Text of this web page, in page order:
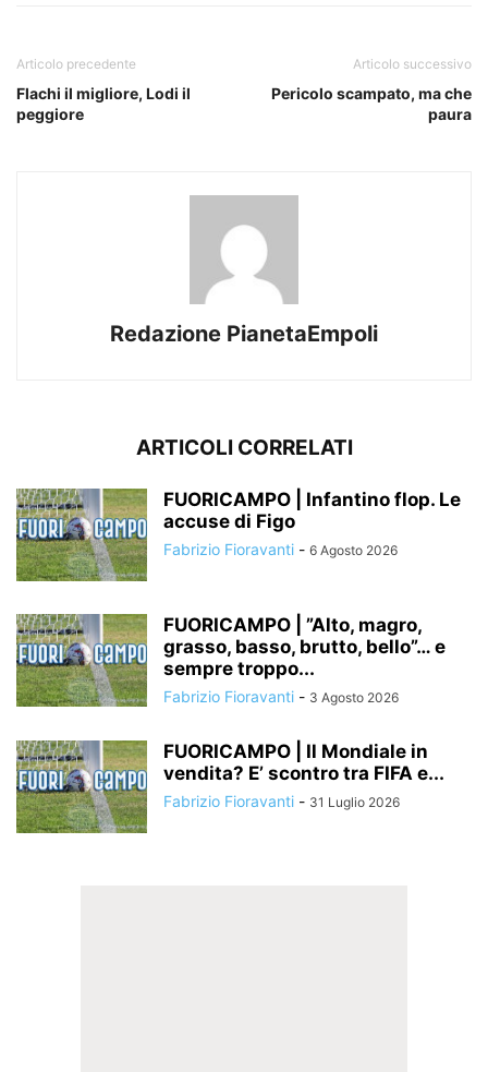
Articolo precedente
Flachi il migliore, Lodi il
peggiore
Articolo successivo
Pericolo scampato, ma che
paura
Redazione PianetaEmpoli
ARTICOLI CORRELATI
FUORICAMPO | Infantino flop. Le
accuse di Figo
Fabrizio Fioravanti - 6 Agosto 2026
FUORICAMPO | ”Alto, magro,
grasso, basso, brutto, bello”… e
sempre troppo...
Fabrizio Fioravanti - 3 Agosto 2026
FUORICAMPO | Il Mondiale in
vendita? E’ scontro tra FIFA e...
Fabrizio Fioravanti - 31 Luglio 2026